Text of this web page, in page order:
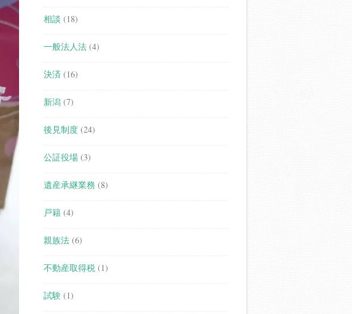
相談 (18)
一般法人法 (4)
決済 (16)
新潟 (7)
後見制度 (24)
公証役場 (3)
遺産承継業務 (8)
戸籍 (4)
親族法 (6)
不動産取得税 (1)
試験 (1)